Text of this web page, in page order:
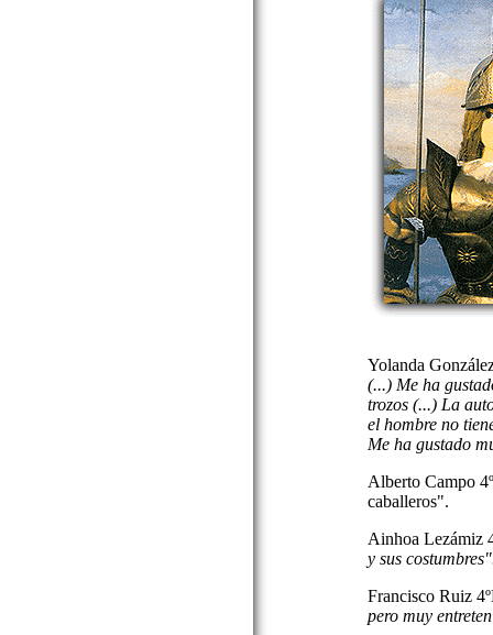
Yolanda
(...) Me ha
trozos (...) La
el hombre no
Me ha gustado
Alberto Campo
caballeros".
Ainhoa Lezámiz
y sus
Francisco Ruiz
pero muy